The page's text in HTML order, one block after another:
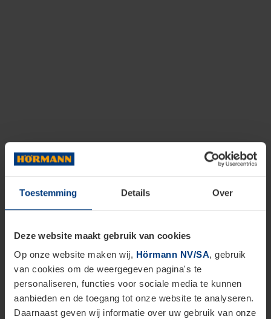
Toestemming Details Over
Deze website maakt gebruik van cookies
Op onze website maken wij, Hörmann NV/SA, gebruik
van cookies om de weergegeven pagina's te
personaliseren, functies voor sociale media te kunnen
aanbieden en de toegang tot onze website te analyseren.
Daarnaast geven wij informatie over uw gebruik van onze